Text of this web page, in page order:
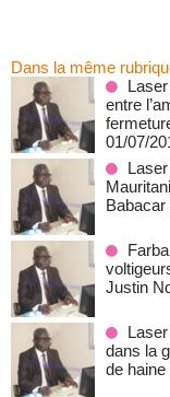
Dans la même
entre
01/07/
Justin
dans la
de